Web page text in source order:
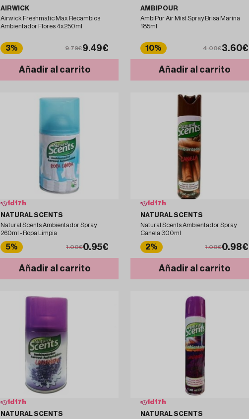
AIRWICK
Airwick Freshmatic Max Recambios
Ambientador Flores 4x250ml
3% 9.79€9.49€
Añadir al carrito
AMBIPOUR
AmbiPur Air Mist Spray Brisa Marina
185ml
10% 4.00€3.60€
Añadir al carrito
1 d 17 h
NATURAL SCENTS
Natural Scents Ambientador Spray
260ml - Ropa Limpia
5% 1.00€0.95€
Añadir al carrito
1 d 17 h
NATURAL SCENTS
Natural Scents Ambientador Spray
Canela 300ml
2% 1.00€0.98€
Añadir al carrito
1 d 17 h
NATURAL SCENTS
1 d 17 h
NATURAL SCENTS